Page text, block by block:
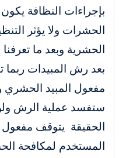
بإجراءات النظافة
الحشرات ولا يؤثر
الحشرية وبعد ما
بعد رش المبيدات ربما
مفعول المبيد
ستفسد عملية الرش
الحقيقة يتوقف مفعول
المستخدم لمكافحة